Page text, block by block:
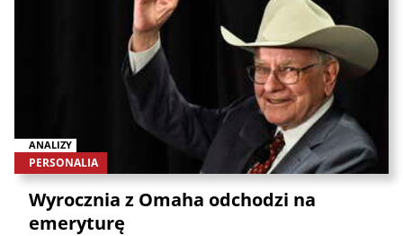
ANALIZY
PERSONALIA
Wyrocznia z Omaha odchodzi na
emeryturę